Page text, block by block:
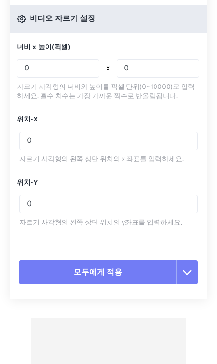
비디오 자르기 설정
너비 x 높이(픽셀)
x
자르기 사각형의 너비와 높이를 픽셀 단위(0~10000)로 입력
하세요. 홀수 치수는 가장 가까운 짝수로 반올림됩니다.
위치-X
자르기 사각형의 왼쪽 상단 위치의 x 좌표를 입력하세요.
위치-Y
자르기 사각형의 왼쪽 상단 위치의 y좌표를 입력하세요.
모두에게 적용